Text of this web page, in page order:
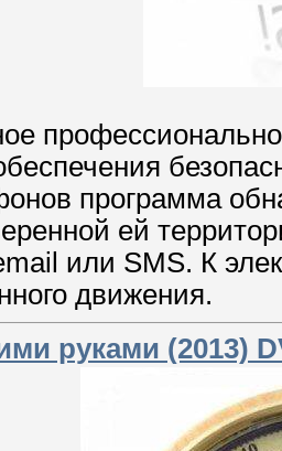
программа
ей
или SMS. К
движения.
руками (2013)